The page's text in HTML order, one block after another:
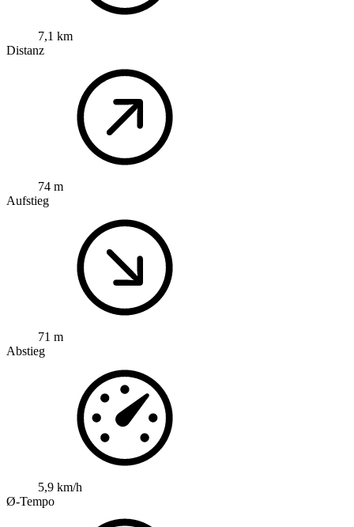
7,1 km
Distanz
74 m
Aufstieg
71 m
Abstieg
5,9 km/h
Ø-Tempo